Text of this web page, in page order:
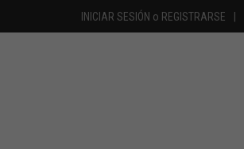
INICIAR SESIÓN o REGISTRARSE |